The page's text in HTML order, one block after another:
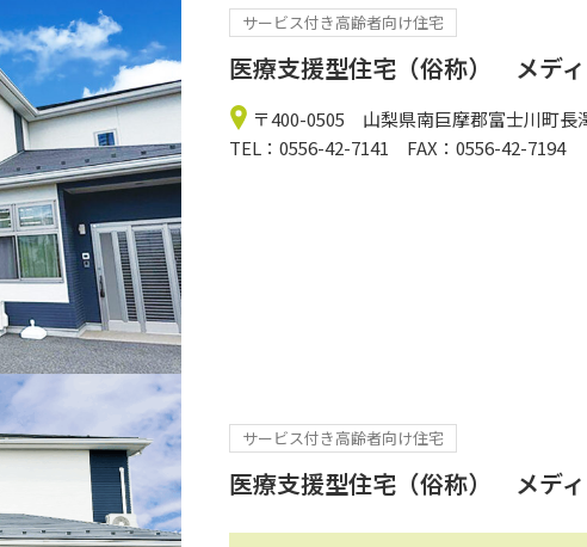
サービス付き高齢者向け住宅
医療支援型住宅（俗称） メデ
〒400-0505 山梨県南巨摩郡富士川町長
TEL：0556-42-7141 FAX：0556-42-7194
サービス付き高齢者向け住宅
医療支援型住宅（俗称） メデ